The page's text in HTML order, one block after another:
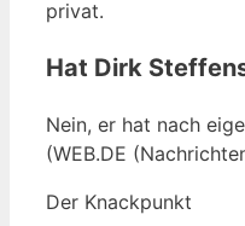
privat.
Hat Dirk
Nein, er hat nach
(WEB.DE
Der Knackpunkt